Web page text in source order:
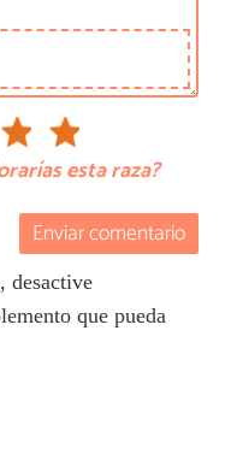
esta raza?
Enviar comentario
desactive
que pueda